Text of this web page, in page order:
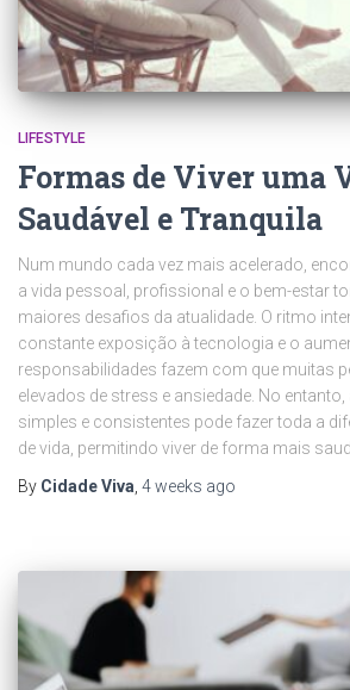
LIFESTYLE
Formas de Viver uma
Saudável e Tranquila
Num mundo cada vez mais acelerado,
a vida pessoal, profissional e o bem-estar
maiores desafios da atualidade. O ritmo
constante exposição à tecnologia e o
responsabilidades fazem com que muitas
elevados de stress e ansiedade. No
simples e consistentes pode fazer toda a
de vida, permitindo viver de forma mais
By Cidade Viva 4 weeks ago